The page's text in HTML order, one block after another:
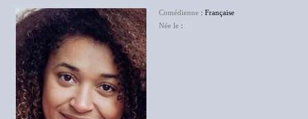
Comédienne : Française
Née le :